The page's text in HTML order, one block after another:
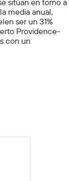
media anual,
ser un 31%
Providence-
con un